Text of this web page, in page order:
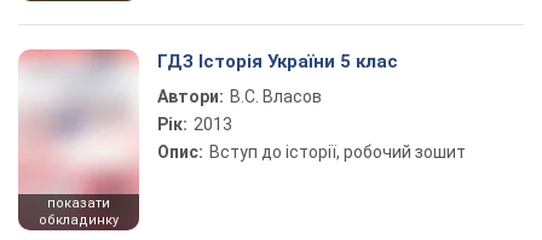
показати
обкладинку
ГДЗ Історія України 5 клас
Автори: В.С. Власов
Рік: 2013
Опис: Вступ до історії, робочий зошит